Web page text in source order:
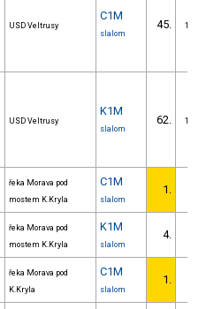
USD Veltrusy
C1M
slalom
45. 14/DM
USD Veltrusy
K1M
slalom
62. 11/DM
řeka Morava pod
mostem K.Kryla
C1M
slalom
1.
řeka Morava pod
mostem K.Kryla
K1M
slalom
4.
řeka Morava pod
K.Kryla
C1M
slalom
1.